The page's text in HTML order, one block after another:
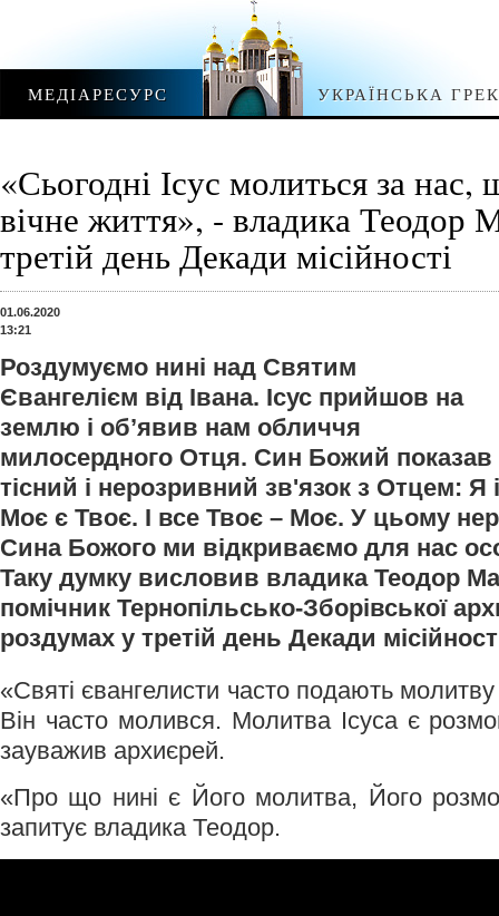
МЕДІАРЕСУРС УКРАЇНСЬКА
«Сьогодні Ісус молиться за
вічне життя», - владика Теодор
третій день Декади місійності
01.06.2020
13:21
Роздумуємо нині над Святим
Євангелієм від Івана. Ісус прийшов на
землю і об’явив нам обличчя
милосердного Отця. Син Божий
тісний і нерозривний зв'язок з Отцем: Я
Моє є Твоє. І все Твоє – Моє. У цьому
Сина Божого ми відкриваємо для нас
Таку думку висловив владика Теодор
помічник Тернопільсько-Зборівської
роздумах у третій день Декади
«Святі євангелисти часто подають
Він часто молився. Молитва Ісуса є
зауважив архиєрей.
«Про що нині є Його молитва, Його
запитує владика Теодор.